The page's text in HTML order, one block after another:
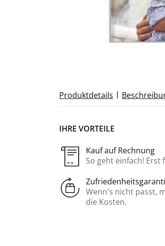
Produktdetails |
IHRE VORTEILE
Kauf auf Rechnung
So geht einfach!
Wenn’s nicht passt,
die Kosten.